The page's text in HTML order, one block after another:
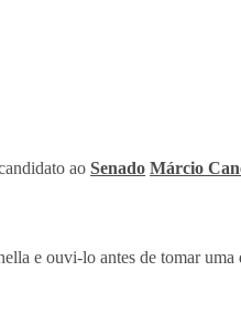
ao Senado Márcio
e ouvi-lo antes de tomar uma